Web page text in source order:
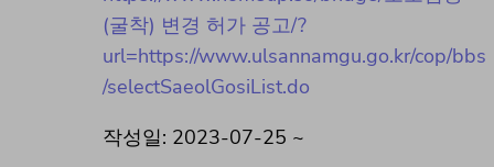
(굴착) 변경 허가 공고/?
url=https://www.ulsannamgu.go.kr/cop/bbs
/selectSaeolGosiList.do
작성일: 2023-07-25 ~